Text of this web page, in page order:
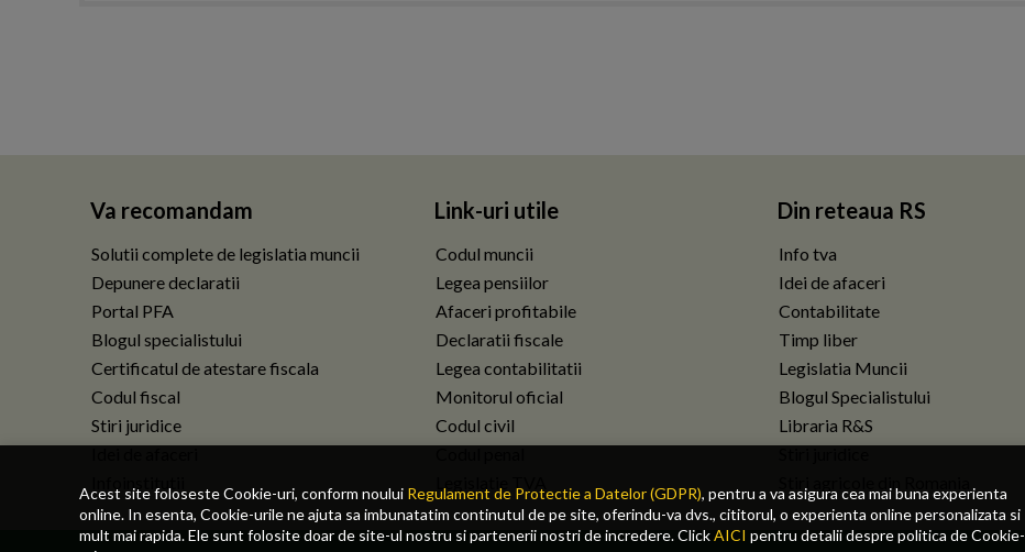
Acest site foloseste Cookie-uri, conform noului Regulament de Protectie a Datelor (GDPR), pentru a va asigura cea mai buna experienta
online. In esenta, Cookie-urile ne ajuta sa imbunatatim continutul de pe site, oferindu-va dvs., cititorul, o experienta online personalizata si
mult mai rapida. Ele sunt folosite doar de site-ul nostru si partenerii nostri de incredere. ClickAICI pentru detalii despre politica de Cookie-
Va recomandam
Solutii complete de legislatia muncii
Depunere declaratii
Portal PFA
Blogul specialistului
Certificatul de atestare fiscala
Codul fiscal
Stiri juridice
Link-uri utile
Codul muncii
Legea pensiilor
Afaceri profitabile
Declaratii fiscale
Legea contabilitatii
Monitorul oficial
Codul civil
Din reteaua RS
Info tva
Idei de afaceri
Contabilitate
Timp liber
Legislatia Muncii
Blogul Specialistului
Libraria R&S